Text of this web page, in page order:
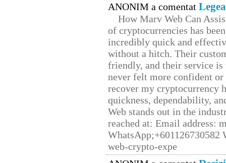
ANONIM a comentat
How Marv Web Can
of cryptocurrencies has
incredibly quick and
without a hitch. Their
friendly, and their service
never felt more confident
recover my cryptocurrency
quickness, dependability,
Web stands out in the
reached at: Email address:
web-crypto-expe